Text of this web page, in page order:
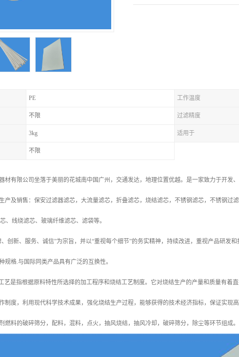
PE 工作温度
不限 过滤精度
3kg 适用于
不限
材有限公司坐落于美丽的花城南中国广州，交通发达，地理位置优越。是一家致力于开发
产及销售：保安过滤器滤芯，大流量滤芯，折叠滤芯，烧结滤芯，不锈钢滤芯，不锈钢过
、线绕滤芯、玻璃纤维滤芯、滤袋等。
、创新、服务、诚信”为宗旨，并以“重视每个细节”的务实精神，持续改进，重视产品研发
规格.与国际同类产品具有广泛的互换性。
艺是指根据原料特性所选择的加工程序和烧结工艺制度。它对烧结生产的产量和质量有着
制度，利用现代科学技术成果，强化烧结生产过程，能够获得的技术经济指标，保证实现
燃料的破碎筛分，配料，混料，点火，抽风烧结，抽风冷却，破碎筛分，除尘等环节组成。